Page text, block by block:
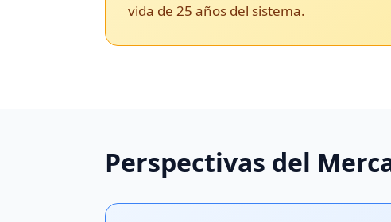
vida de 25 años del sistema.
Perspectivas del